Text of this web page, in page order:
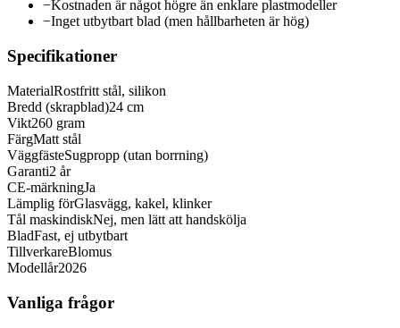
−Kostnaden är något högre än enklare plastmodeller
−Inget utbytbart blad (men hållbarheten är hög)
Specifikationer
MaterialRostfritt stål, silikon
Bredd (skrapblad)24 cm
Vikt260 gram
FärgMatt stål
VäggfästeSugpropp (utan borrning)
Garanti2 år
CE-märkningJa
Lämplig förGlasvägg, kakel, klinker
Tål maskindiskNej, men lätt att handskölja
BladFast, ej utbytbart
TillverkareBlomus
Modellår2026
Vanliga frågor